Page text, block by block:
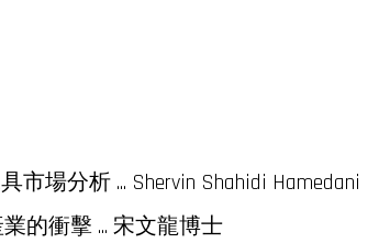
場分析 ... Shervin Shahidi Hamedani
的衝擊 ... 宋文龍博士